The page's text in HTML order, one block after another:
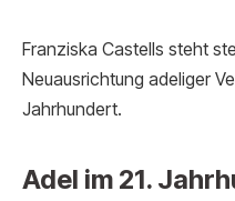
Franziska Castells steht
Neuausrichtung adeliger
Jahrhundert.
Adel im 21.